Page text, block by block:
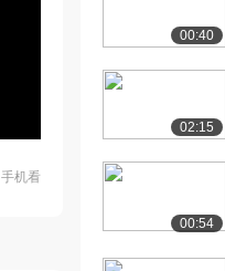
手机看
00:40
02:15
00:54